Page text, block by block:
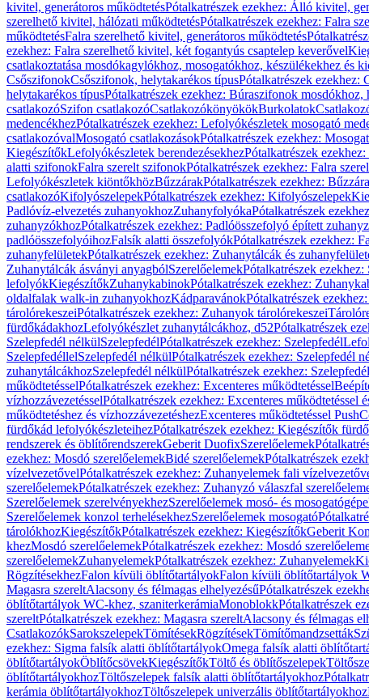
kivitel, generátoros működtetésPótalkatrészek ezekhez: Álló kivitel,
szerelhető kivitel, hálózati működtetésPótalkatrészek ezekhez: Falra
működtetésFalra szerelhető kivitel, generátoros működtetés
ezekhez: Falra szerelhető kivitel, két fogantyús csaptelep keverővel
csatlakoztatása mosdókagylókhoz, mosogatókhoz, készülékekhez és
CsőszifonokCsőszifonok, helytakarékos típusPótalkatrészek ezekhez:
helytakarékos típusPótalkatrészek ezekhez: Búraszifonok mosdókhoz,
csatlakozóSzifon csatlakozóCsatlakozókönyökökBurkolatok
medencékhezPótalkatrészek ezekhez: Lefolyókészletek mosogató
csatlakozóvalMosogató csatlakozásokPótalkatrészek ezekhez:
KiegészítőkLefolyókészletek berendezésekhezPótalkatrészek
alatti szifonokFalra szerelt szifonokPótalkatrészek ezekhez: Falra
Lefolyókészletek kiöntőkhözBűzzárakPótalkatrészek ezekhez:
csatlakozóKifolyószelepekPótalkatrészek ezekhez: Kifolyószelepek
Padlóvíz-elvezetés zuhanyokhozZuhanyfolyókaPótalkatrészek
zuhanyzókhozPótalkatrészek ezekhez: Padlóösszefolyó épített
padlóösszefolyóihozFalsík alatti összefolyókPótalkatrészek ezekhez:
zuhanyfelületekPótalkatrészek ezekhez: Zuhanytálcák és
Zuhanytálcák ásványi anyagbólSzerelőelemekPótalkatrészek ezekhez:
lefolyókKiegészítőkZuhanykabinokPótalkatrészek ezekhez:
oldalfalak walk-in zuhanyokhozKádparavánokPótalkatrészek
tárolórekeszeiPótalkatrészek ezekhez: Zuhanyok tárolórekeszei
fürdőkádakhozLefolyókészlet zuhanytálcákhoz, d52Pótalkatrészek
Szelepfedél nélkülSzelepfedélPótalkatrészek ezekhez: Szelepfedél
SzelepfedéllelSzelepfedél nélkülPótalkatrészek ezekhez: Szelepfedél
zuhanytálcákhozSzelepfedél nélkülPótalkatrészek ezekhez:
működtetésselPótalkatrészek ezekhez: Excenteres működtetéssel
vízhozzávezetésselPótalkatrészek ezekhez: Excenteres működtetéssel
működtetéshez és vízhozzávezetéshezExcenteres működtetéssel
fürdőkád lefolyókészleteihezPótalkatrészek ezekhez: Kiegészítők
rendszerek és öblítőrendszerekGeberit DuofixSzerelőelemek
ezekhez: Mosdó szerelőelemekBidé szerelőelemekPótalkatrészek
vízelvezetővelPótalkatrészek ezekhez: Zuhanyelemek fali
szerelőelemekPótalkatrészek ezekhez: Zuhanyzó válaszfal
Szerelőelemek szerelvényekhezSzerelőelemek mosó- és
Szerelőelemek konzol terhelésekhezSzerelőelemek mosogató
tárolókhozKiegészítőkPótalkatrészek ezekhez: KiegészítőkGeberit
khezMosdó szerelőelemekPótalkatrészek ezekhez: Mosdó
szerelőelemekZuhanyelemekPótalkatrészek ezekhez: Zuhanyelemek
RögzítésekhezFalon kívüli öblítőtartályokFalon kívüli öblítőtartályok
Magasra szereltAlacsony és félmagas elhelyezésűPótalkatrészek
öblítőtartályok WC-khez, szaniterkerámiaMonoblokkPótalkatrészek
szereltPótalkatrészek ezekhez: Magasra szereltAlacsony és félmagas
CsatlakozókSarokszelepekTömítésekRögzítésekTömítőmandzsetták
ezekhez: Sigma falsík alatti öblítőtartályokOmega falsík alatti
öblítőtartályokÖblítőcsövekKiegészítőkTöltő és öblítőszelepek
öblítőtartályokhozTöltőszelepek falsík alatti öblítőtartályokhoz
kerámia öblítőtartályokhozTöltőszelepek univerzális öblítőtartályokhoz